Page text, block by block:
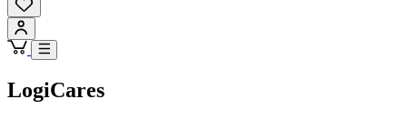
LogiCares